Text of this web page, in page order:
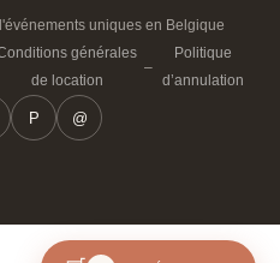
uniques en Belgique
générales
de location
–
Politique
d’annulation
P @